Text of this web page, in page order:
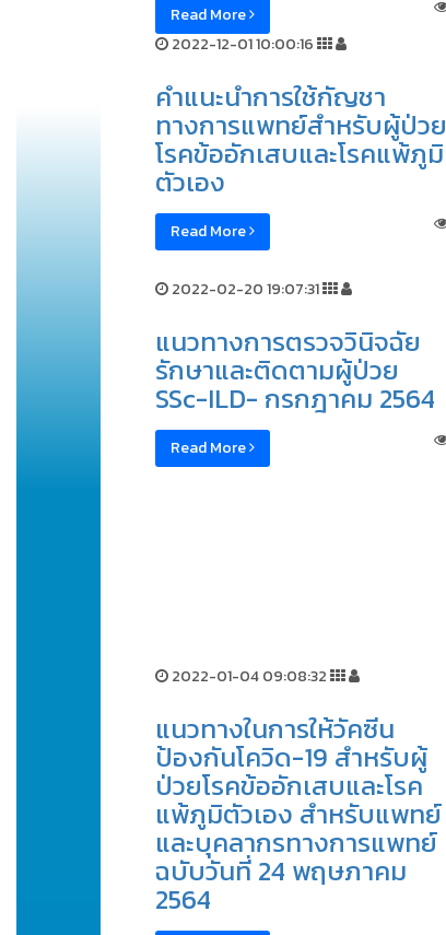
Read More
2022-12-01 10:00:16
คำแนะนำการใช้กัญชา
ทางการแพทย์สำหรับผู้ป่วย
โรคข้ออักเสบและโรคแพ้ภูมิ
ตัวเอง
Read More
2022-02-20 19:07:31
แนวทางการตรวจวินิจฉัย
รักษาและติดตามผู้ป่วย
SSc-ILD- กรกฎาคม 2564
Read More
2022-01-04 09:08:32
แนวทางในการให้วัคซีน
ป้องกันโควิด-19 สำหรับผู้
ป่วยโรคข้ออักเสบและโรค
แพ้ภูมิตัวเอง สำหรับแพทย์
และบุคลากรทางการแพทย์
ฉบับวันที่ 24 พฤษภาคม
2564